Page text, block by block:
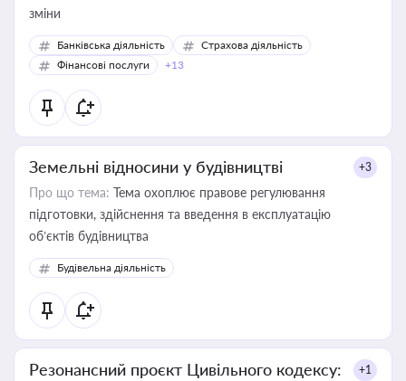
зміни
Банківська діяльність
Страхова діяльність
Фінансові послуги
+13
Земельні відносини у будівництві +3
Про що тема: Тема охоплює правове регулювання
підготовки, здійснення та введення в експлуатацію
об’єктів будівництва
Будівельна діяльність
Резонансний проєкт Цивільного кодексу:
+1